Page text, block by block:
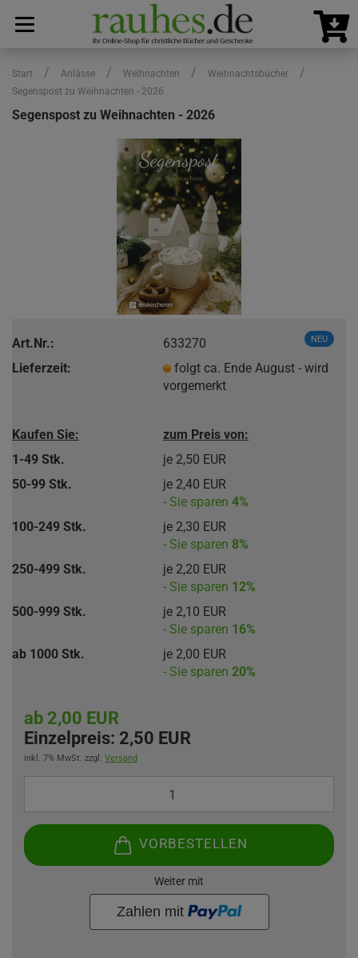
Start / Anlässe / Weihnachten / Weihnachtsbücher /
Segenspost zu Weihnachten - 2026
Segenspost zu Weihnachten - 2026
NEU
Art.Nr.:
633270
Lieferzeit:
folgt ca. Ende August - wird
vorgemerkt
Kaufen Sie:
zum Preis von:
1-49 Stk.
je 2,50 EUR
50-99 Stk.
je 2,40 EUR
- Sie sparen4%
100-249 Stk.
je 2,30 EUR
- Sie sparen 8%
250-499 Stk.
je 2,20 EUR
- Sie sparen 12%
500-999 Stk.
je 2,10 EUR
- Sie sparen 16%
ab 1000 Stk.
je 2,00 EUR
- Sie sparen20%
ab 2,00 EUR
Einzelpreis: 2,50 EUR
inkl. 7% MwSt. zzgl. Versand
VORBESTELLEN
Weiter mit